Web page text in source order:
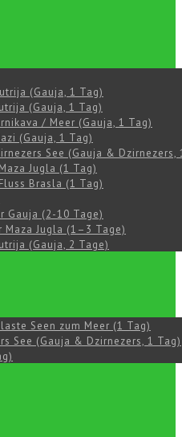
(Gauja, 1 Tag)
(Gauja, 1 Tag)
/ Meer (Gauja, 1 Tag)
(Gauja, 1 Tag)
See (Gauja & Dzirnezers,
Jugla (1 Tag)
Brasla (1 Tag)
Gauja (2-10 Tage)
Maza Jugla (1–3 Tage)
(Gauja, 2 Tage)
Seen zum Meer (1 Tag)
See (Gauja & Dzirnezers, 1 Tag)